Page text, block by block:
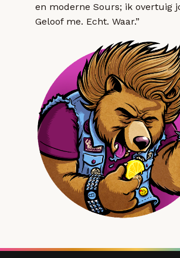
en moderne Sours; ik overtuig
Geloof me. Echt. Waar.”